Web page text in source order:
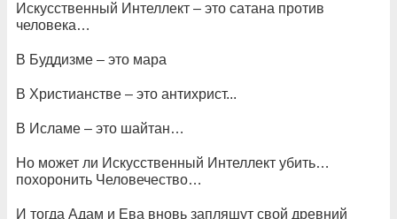
Искусственный Интеллект – это сатана против
человека…
В Буддизме – это мара
В Христианстве – это антихрист...
В Исламе – это шайтан…
Но может ли Искусственный Интеллект убить…
похоронить Человечество…
И тогда Адам и Ева вновь запляшут свой древний